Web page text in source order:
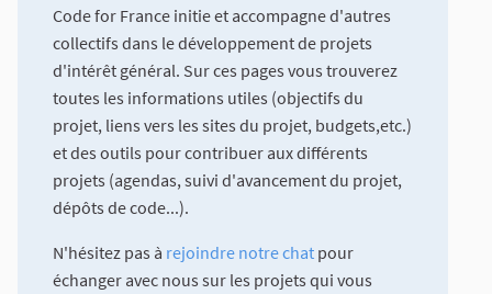
Code for France initie et accompagne d'autres
collectifs dans le développement de projets
d'intérêt général. Sur ces pages vous trouverez
toutes les informations utiles (objectifs du
projet, liens vers les sites du projet, budgets,etc.)
et des outils pour contribuer aux différents
projets (agendas, suivi d'avancement du projet,
dépôts de code...).
N'hésitez pas à rejoindre notre chat pour
échanger avec nous sur les projets qui vous